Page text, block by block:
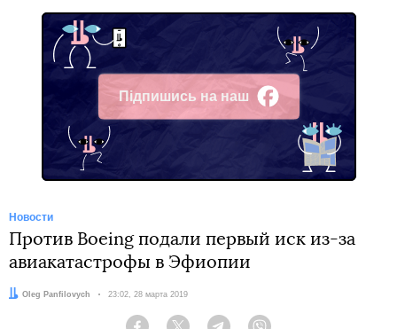
Підпишись на наш
Facebook
Новости
Против Boeing подали первый иск из-за
авиакатастрофы в Эфиопии
Автор:
Oleg Panfilovych Дата:
23:02, 28 марта 2019